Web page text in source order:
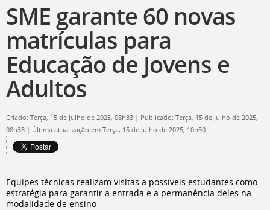
SME garante 60 novas
matrículas para
Educação de Jovens e
Adultos
Criado: Terça, 15 de Julho de 2025, 08h33 | Publicado: Terça, 15 de Julho de 2025,
08h33 | Última atualização em Terça, 15 de Julho de 2025, 10h50
Equipes técnicas realizam visitas a possíveis estudantes como
estratégia para garantir a entrada e a permanência deles na
modalidade de ensino